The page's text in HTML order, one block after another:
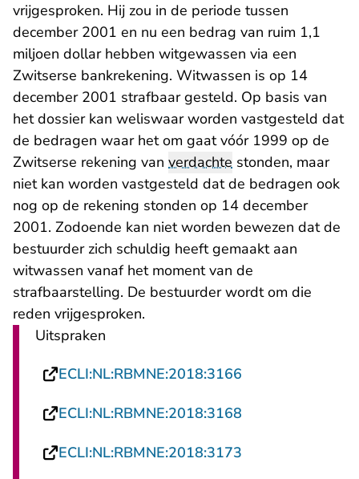
vrijgesproken. Hij zou in de periode tussen
december 2001 en nu een bedrag van ruim 1,1
miljoen dollar hebben witgewassen via een
Zwitserse bankrekening. Witwassen is op 14
december 2001 strafbaar gesteld. Op basis van
het dossier kan weliswaar worden vastgesteld dat
de bedragen waar het om gaat vóór 1999 op de
Zwitserse rekening van verdachte stonden, maar
niet kan worden vastgesteld dat de bedragen ook
nog op de rekening stonden op 14 december
2001. Zodoende kan niet worden bewezen dat de
bestuurder zich schuldig heeft gemaakt aan
witwassen vanaf het moment van de
strafbaarstelling. De bestuurder wordt om die
reden vrijgesproken.
Uitspraken
ECLI:NL:RBMNE:2018:3166
ECLI:NL:RBMNE:2018:3168
ECLI:NL:RBMNE:2018:3173